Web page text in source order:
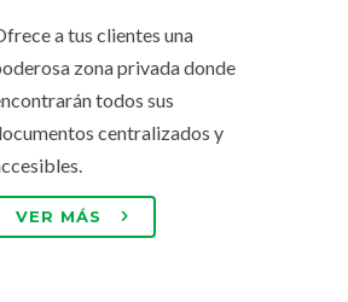
a tus clientes una
zona privada donde
todos sus
centralizados y
VER MÁS